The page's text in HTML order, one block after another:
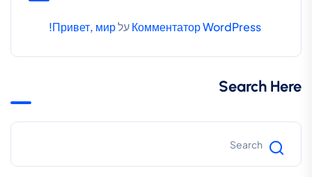
Комментатор WordPressעלПривет, мир!
Search Here